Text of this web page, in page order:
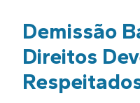
Demissão
Direitos